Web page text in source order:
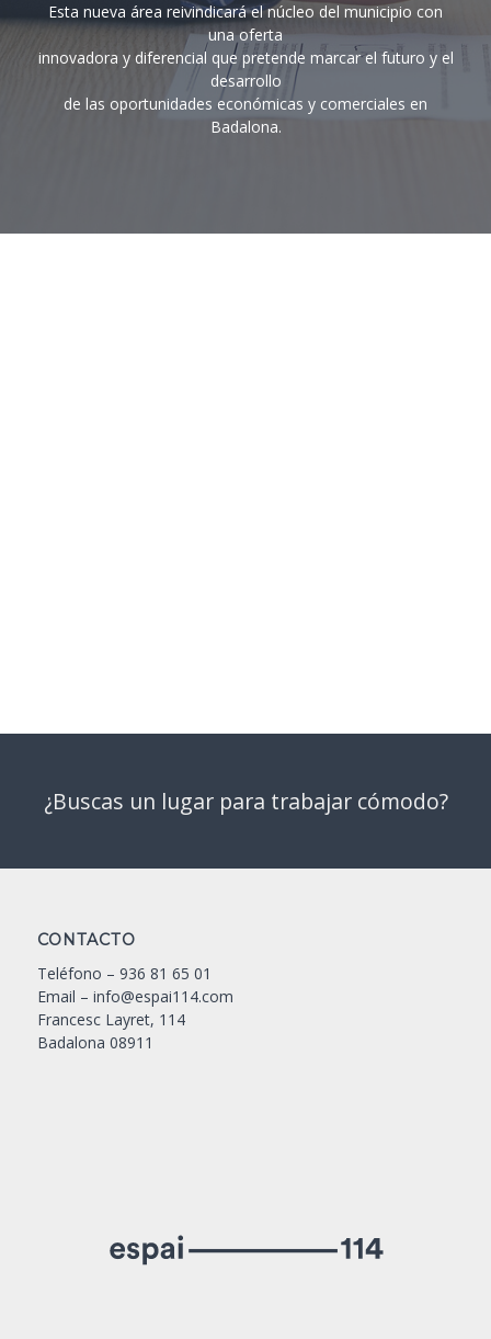
Esta nueva área reivindicará el núcleo del municipio con
una oferta
innovadora y diferencial que pretende marcar el futuro y el
desarrollo
de las oportunidades económicas y comerciales en
Badalona.
¿Buscas un lugar para trabajar cómodo?
CONTACTO
Teléfono – 936 81 65 01
Email – info@espai114.com
Francesc Layret, 114
Badalona 08911